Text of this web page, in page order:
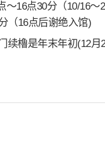
～16点30分（10/16～
（16点后谢绝入馆)
续櫓是年末年初(12月